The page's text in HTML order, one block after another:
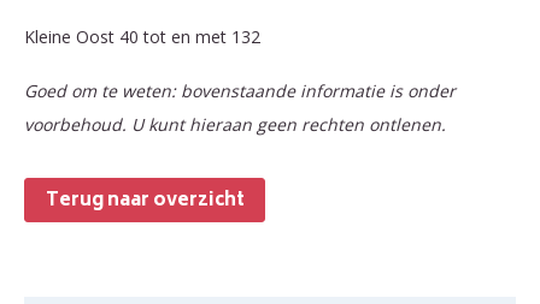
Kleine Oost 40 tot en met 132
Goed om te weten: bovenstaande informatie is onder
voorbehoud. U kunt hieraan geen rechten ontlenen.
Terug naar overzicht